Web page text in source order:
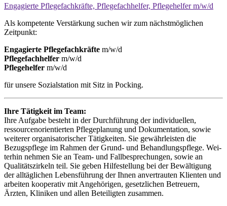
Engagierte Pflegefachkräfte, Pflegefachhelfer, Pflegehelfer m/w/d
Als kompetente Verstärkung suchen wir zum nächstmöglichen
Zeitpunkt:
Engagierte Pflegefachkräfte m/w/d
Pflegefachhelfer m/w/d
Pflegehelfer m/w/d
für unsere Sozialstation mit Sitz in Pocking.
Ihre Tätigkeit im Team:
Ihre Aufgabe besteht in der Durch­führung der individuellen,
ressour­cenorien­tierten Pflegeplanung und Dokumentation, sowie
weiterer organisatorischer Tätigkeiten. Sie gewährleisten die
Bezugspflege im Rahmen der Grund- und Behandlungs­pflege. Wei­
terhin nehmen Sie an Team- und Fallbesprechungen, sowie an
Qualitätszirkeln teil. Sie geben Hilfe­stellung bei der Bewältigung
der all­täglichen Lebensführung der Ihnen an­ver­trauten Klienten und
arbeiten kooperativ mit Angehörigen, gesetz­lichen Betreuern,
Ärzten, Kliniken und allen Beteiligten zusammen.